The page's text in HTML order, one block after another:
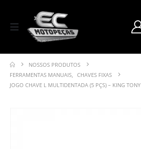
NOSSOS PRODUTOS
FERRAMENTAS MANUAIS, CHAVES FIXAS
JOGO CHAVE L MULTIDENTADA (5 PÇS) – KING TONY